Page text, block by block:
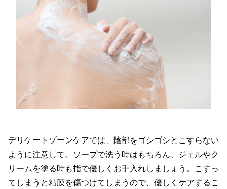
デリケートゾーンケアでは、陰部をゴシゴシとこすらない
ように注意して。ソープで洗う時はもちろん、ジェルやク
リームを塗る時も指で優しくお手入れしましょう。こすっ
てしまうと粘膜を傷つけてしまうので、優しくケアするこ